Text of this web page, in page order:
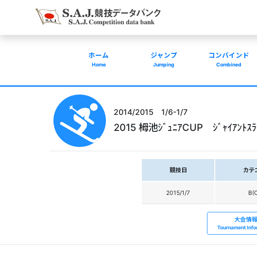
ホーム
Home
ジャンプ
Jumping
コンバインド
Combined
2014/2015 1/6-1/7
2015 栂池ｼﾞｭﾆｱCUP ｼﾞｬｲｱﾝﾄｽ
競技日 カテ
2015/1/7
大会情報
Tournament